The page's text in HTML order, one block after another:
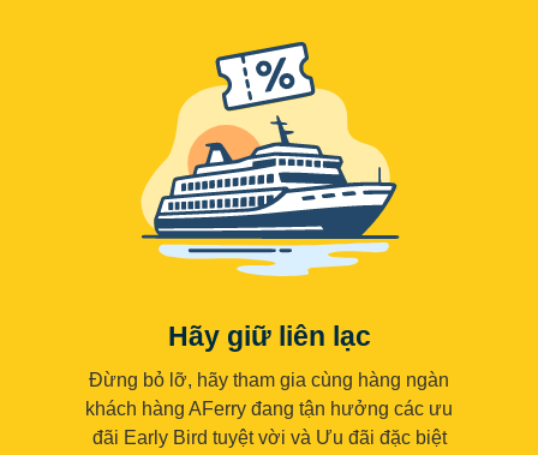
Hãy giữ liên lạc
Đừng bỏ lỡ, hãy tham gia cùng hàng ngàn
khách hàng AFerry đang tận hưởng các ưu
đãi Early Bird tuyệt vời và Ưu đãi đặc biệt